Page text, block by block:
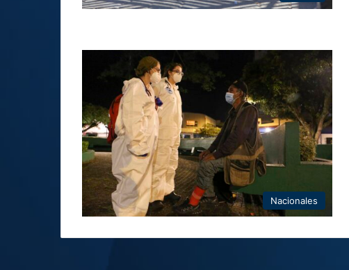
Nacionales